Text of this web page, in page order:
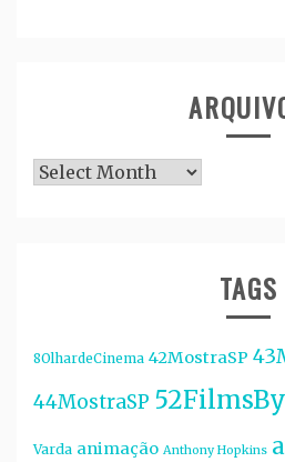
Arquivos
TAGS
8OlhardeCinema 42MostraSP
44MostraSP
Varda animação Anthony Hopkins